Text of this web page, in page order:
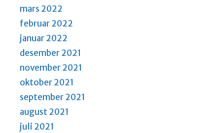
mars 2022
februar 2022
januar 2022
desember 2021
november 2021
oktober 2021
september 2021
august 2021
juli 2021